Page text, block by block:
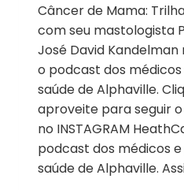
Câncer de Mama:
com seu mastologista
José David
o podcast dos
saúde de Alphaville.
aproveite para seguir
no INSTAGRAM
podcast dos médicos
saúde de Alphaville.